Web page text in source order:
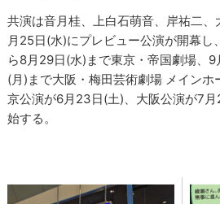
共演は音月桂、上白石萌音、岸祐二
月25日(水)にプレビュー公演が開幕
ら8月29日(水)まで東京・帝国劇場、9
(月)まで大阪・梅田芸術劇場 メインホ
京公演が6月23日(土)、大阪公演が7
始する。